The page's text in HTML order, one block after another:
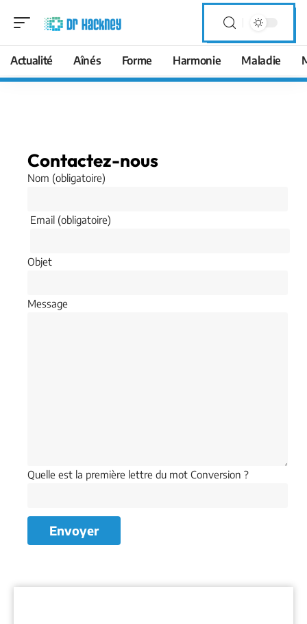
Actualité Aînés Forme Harmonie Maladie
Contactez-nous
Nom (obligatoire)
Email (obligatoire)
Objet
Message
Quelle est la première lettre du mot Conversion ?